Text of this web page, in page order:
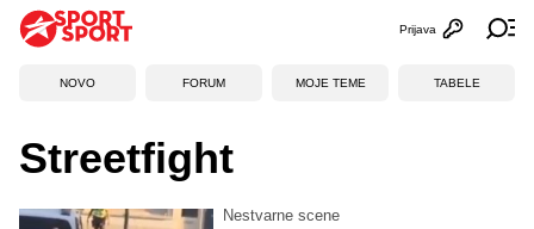
Otvori
Prijava
NOVO FORUM MOJE TEME TABELE
Streetfight
Nestvarne scene